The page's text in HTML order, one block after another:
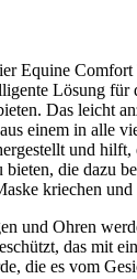
Equine
Lösung für
Das leicht
einem in alle
und hilft,
die dazu
kriechen und
und Ohren
das mit
die es vom